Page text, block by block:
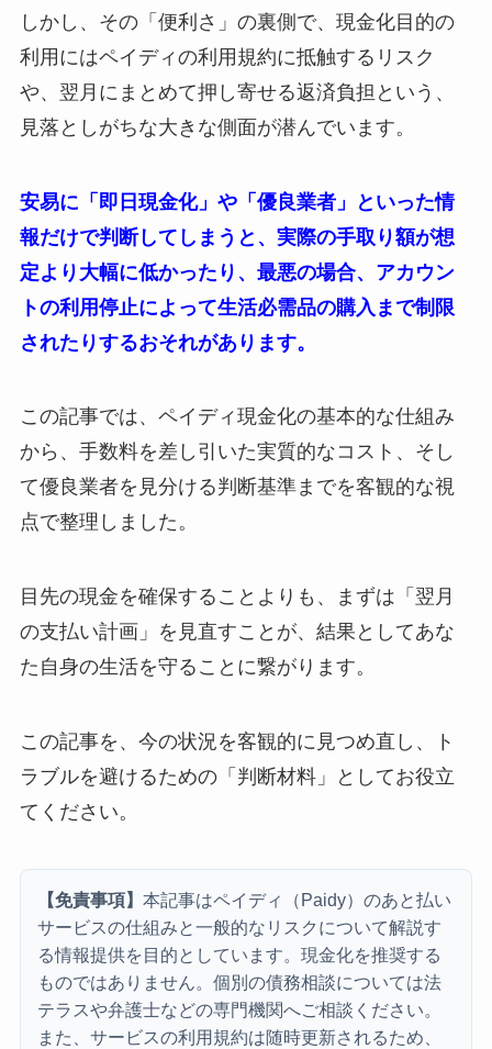
しかし、その「便利さ」の裏側で、現金化目的の
利用にはペイディの利用規約に抵触するリスク
や、翌月にまとめて押し寄せる返済負担という、
見落としがちな大きな側面が潜んでいます。
安易に「即日現金化」や「優良業者」といった情
報だけで判断してしまうと、実際の手取り額が想
定より大幅に低かったり、最悪の場合、アカウン
トの利用停止によって生活必需品の購入まで制限
されたりするおそれがあります。
この記事では、ペイディ現金化の基本的な仕組み
から、手数料を差し引いた実質的なコスト、そし
て優良業者を見分ける判断基準までを客観的な視
点で整理しました。
目先の現金を確保することよりも、まずは「翌月
の支払い計画」を見直すことが、結果としてあな
た自身の生活を守ることに繋がります。
この記事を、今の状況を客観的に見つめ直し、ト
ラブルを避けるための「判断材料」としてお役立
てください。
【免責事項】 本記事はペイディ（Paidy）のあと払い
サービスの仕組みと一般的なリスクについて解説す
る情報提供を目的としています。現金化を推奨する
ものではありません。個別の債務相談については法
テラスや弁護士などの専門機関へご相談ください。
また、サービスの利用規約は随時更新されるため、